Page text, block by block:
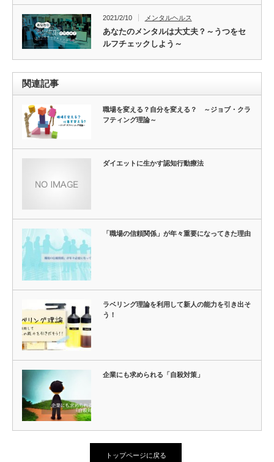
2021/2/10 メンタルヘルス
あなたのメンタルは大丈夫？～うつをセ
ルフチェックしよう～
関連記事
職場を変える？自分を変える？ ～ジョブ・クラ
フティング理論～
ダイエットに生かす認知行動療法
「職場の信頼関係」が年々重要になってきた理由
ラベリング理論を利用して新人の能力を引き出そ
う！
企業にも求められる「自殺対策」
トップページに戻る